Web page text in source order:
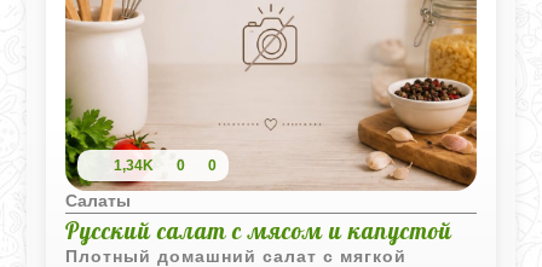
1,34K 0 0
Салаты
Русский салат с мясом и капустой
Плотный домашний салат с мягкой